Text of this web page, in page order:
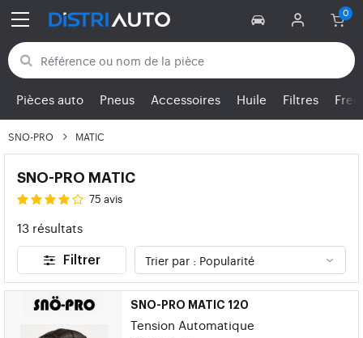
Retour aux catégories
Pièces auto Pneus Accessoires Huile Filtres
SNO-PRO MATIC
SNO-PRO MATIC
75 avis
13 résultats
Filtrer
SNO-PRO MATIC 120
Tension Automatique